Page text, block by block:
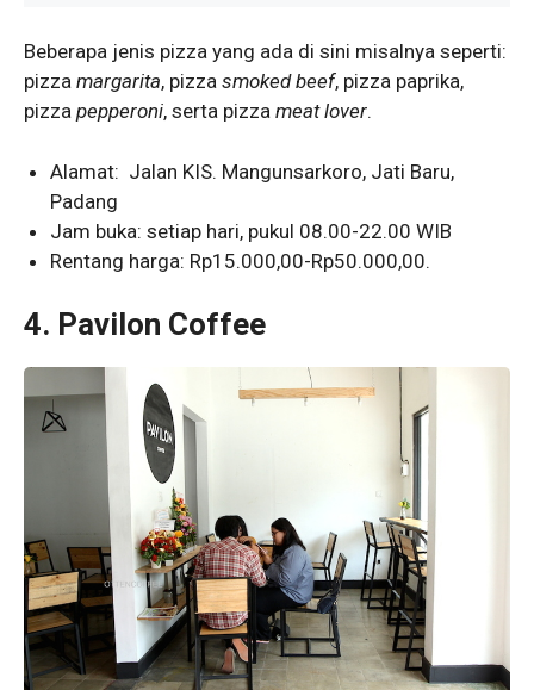
Beberapa jenis pizza yang ada di sini misalnya seperti:
pizza margarita, pizza smoked beef, pizza paprika,
pizza pepperoni, serta pizza meat lover.
Alamat: Jalan KIS. Mangunsarkoro, Jati Baru,
Padang
Jam buka: setiap hari, pukul 08.00-22.00 WIB
Rentang harga: Rp15.000,00-Rp50.000,00.
4. Pavilon Coffee